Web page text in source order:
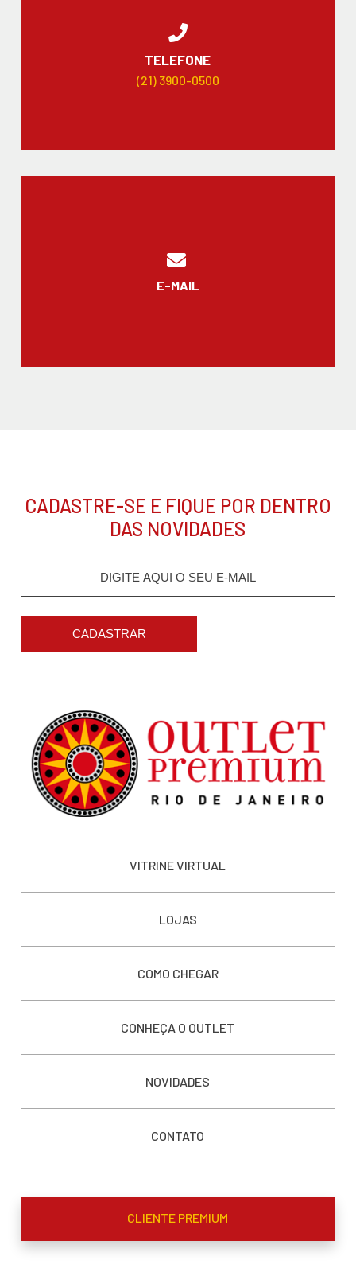
TELEFONE
(21) 3900-0500
E-MAIL
CADASTRE-SE E FIQUE POR DENTRO
DAS NOVIDADES
CADASTRAR
VITRINE VIRTUAL
LOJAS
COMO CHEGAR
CONHEÇA O OUTLET
NOVIDADES
CONTATO
CLIENTE PREMIUM